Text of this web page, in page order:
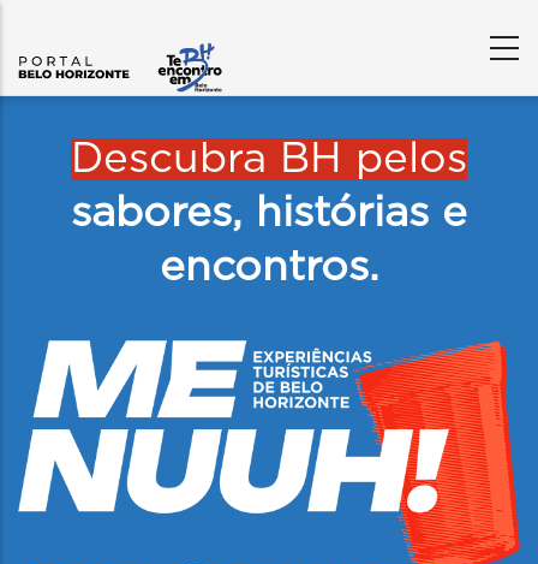
Descubra BH pelos
sabores, histórias e
encontros.